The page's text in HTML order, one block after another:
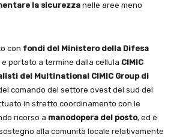
la sicurezza nelle aree meno
con fondi del Ministero della Difesa
portato a termine dalla cellula CIMIC
del Multinational CIMIC Group di
comando del settore ovest del sud del
in stretto coordinamento con le
ricorso a manodopera del posto, ed è
alla comunità locale relativamente